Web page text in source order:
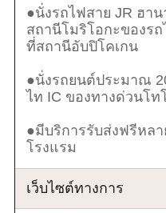
●นั่งรถไฟสาย JR ฮา
สถานีโมริโอกะของร
ที่สถานีอับปิโคเกน
●นั่งรถยนต์ประมาณ
ไท IC ของทางด่วนโท
●มีบริการรับส่งฟรีหล
โรงแรม
เว็บไซต์ทางการ